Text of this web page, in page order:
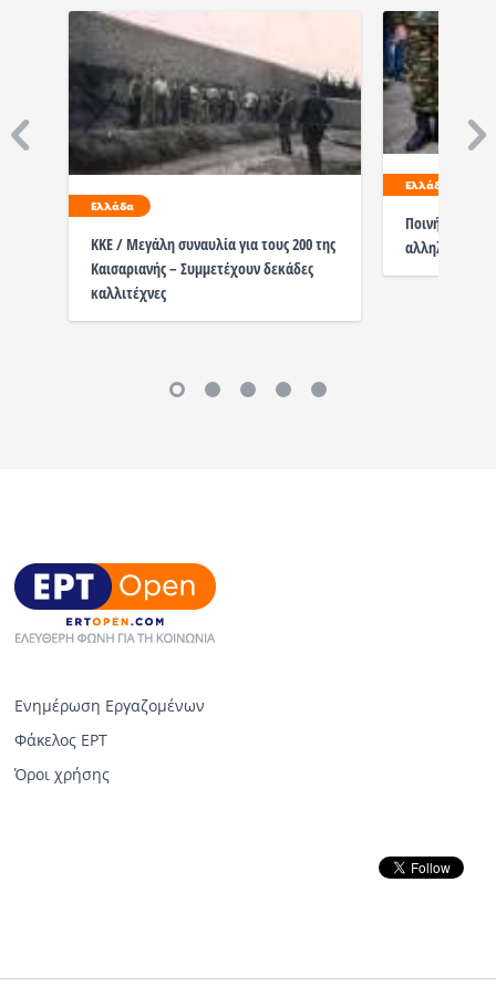
Ελλάδα
ΚΚΕ / Μεγάλη συναυλία για τους 200 της
Καισαριανής – Συμμετέχουν δεκάδες
καλλιτέχνες
Ελλάδα
Ποινή
αλληλεγγύη
Ενημέρωση Εργαζομένων
Φάκελος ΕΡΤ
Όροι χρήσης